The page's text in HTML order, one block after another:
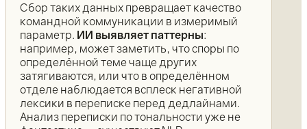
Сбор таких данных превращает качество
командной коммуникации в измеримый
параметр. ИИ выявляет паттерны:
например, может заметить, что споры по
определённой теме чаще других
затягиваются, или что в определённом
отделе наблюдается всплеск негативной
лексики в переписке перед дедлайнами.
Анализ переписки по тональности уже не